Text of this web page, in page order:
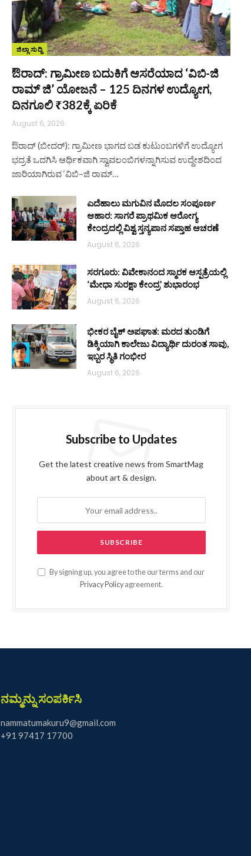
ಜಿಲ್ಲಾ ಸುದ್ದಿ
ಔರಾದ್: ಗ್ರಾಮೀಣ ಬದುಕಿಗೆ ಆಸರೆಯಾದ ‘ವಿಬಿ-ಜಿ
ರಾಮ್ ಜಿ’ ಯೋಜನೆ – 125 ದಿನಗಳ ಉದ್ಯೋಗ,
ದಿನಗೂಲಿ ₹382ಕ್ಕೆ ಏರಿಕೆ
August 6, 2026
ಔರಾದ್ (ಬೀದರ್): ಗ್ರಾಮೀಣ ಭಾಗದ ಬಡ ಕುಟುಂಬಗಳಿಗೆ ಉದ್ಯೋಗ
ಭದ್ರತೆ ಒದಗಿಸಿ ಆರ್ಥಿಕವಾಗಿ ಸ್ವಾವಲಂಬಿಗಳನ್ನಾಗಿಸುವ ಉದ್ದೇಶದಿಂದ
ಜಾರಿಯಾಗಿರುವ ‘ವಿಬಿ–ಜಿ ರಾಮ್…
ಎದೆಹಾಲು ಮಗುವಿನ ಮೊದಲ ಸಂಪೂರ್ಣ
ಆಹಾರ: ಸಾಗರೆ ಪ್ರಾಥಮಿಕ ಆರೋಗ್ಯ
ಕೇಂದ್ರದಲ್ಲಿ ವಿಶ್ವ ಸ್ತನ್ಯಪಾನ ಸಪ್ತಾಹ ಆಚರಣೆ
August 6, 2026
ಸರಗೂರು: ವಿವೇಕಾನಂದ ಸ್ಮಾರಕ ಆಸ್ಪತ್ರೆಯಲ್ಲಿ
‘ಮೇಧಾ ಸುರಕ್ಷಾ ಕೇಂದ್ರ’ ಶುಭಾರಂಭ
August 6, 2026
ಭೀಕರ ಬೈಕ್ ಅಪಘಾತ: ಮರದ ತುಂಡಿಗೆ
ಡಿಕ್ಕಿಯಾಗಿ ಕಾಲೇಜು ವಿದ್ಯಾರ್ಥಿ ದುರಂತ ಸಾವು,
ಇಬ್ಬರ ಸ್ಥಿತಿ ಗಂಭೀರ
August 6, 2026
Subscribe to Updates
Get the latest creative news from SmartMag
about art & design.
By signing up, you agree to the our terms and our
Privacy Policyagreement.
ನಮ್ಮನ್ನು ಸಂಪರ್ಕಿಸಿ
nammatumakuru9@gmail.com
+91 97417 17700